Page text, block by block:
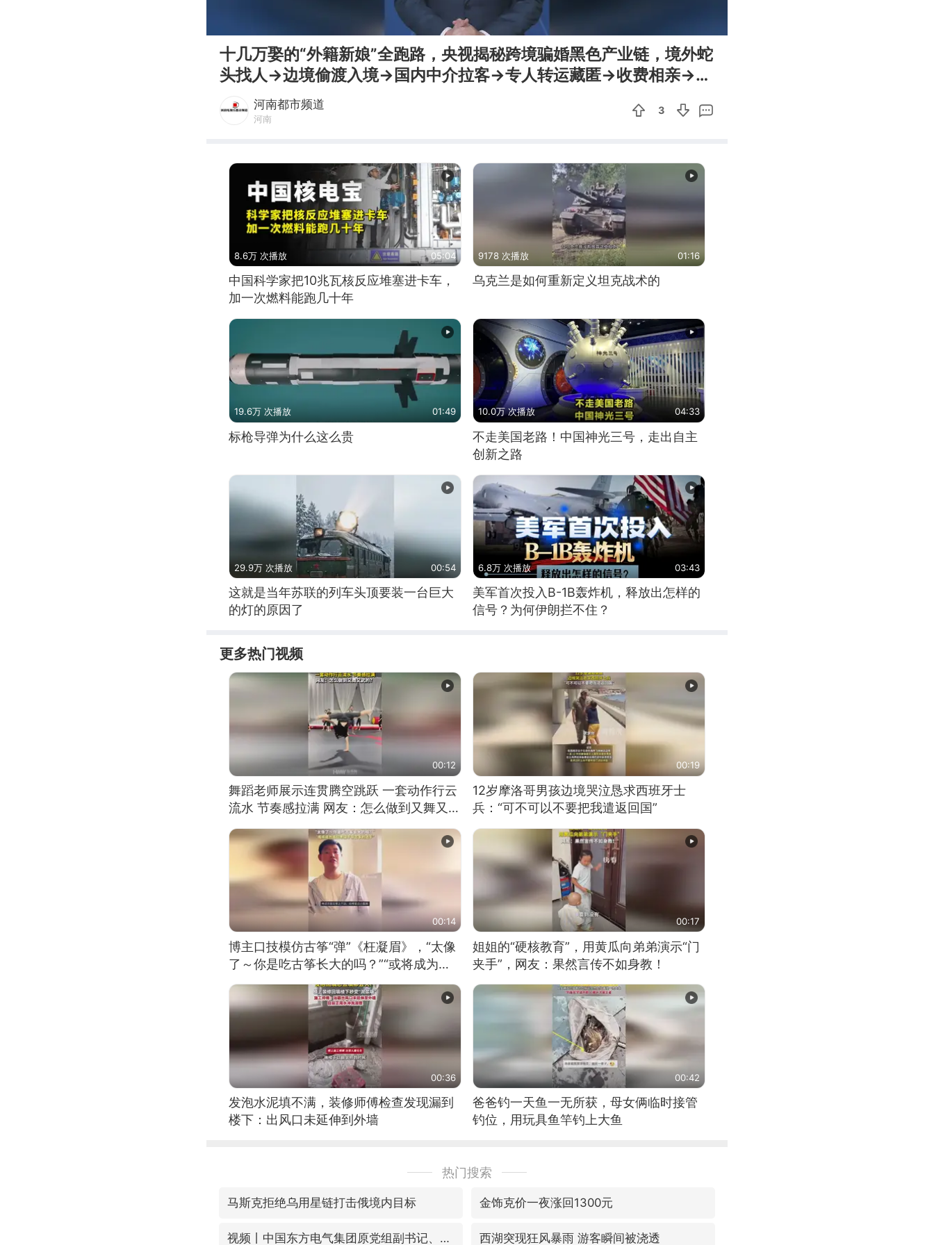
fullscreen
十几万娶的“外籍新娘”全跑路，央视揭秘跨境骗婚黑色产业链，境外蛇
头找人→边境偷渡入境→国内中介拉客→专人转运藏匿→收费相亲→骗
完就跑河南都市频道
河南
3
8.6万 次播放 05:04
中国科学家把10兆瓦核反应堆塞进卡车，
加一次燃料能跑几十年
9178 次播放 01:16
乌克兰是如何重新定义坦克战术的
19.6万 次播放 01:49
标枪导弹为什么这么贵
10.0万 次播放 04:33
不走美国老路！中国神光三号，走出自主
创新之路
29.9万 次播放 00:54
这就是当年苏联的列车头顶要装一台巨大
的灯的原因了
6.8万 次播放 03:43
美军首次投入B-1B轰炸机，释放出怎样的
信号？为何伊朗拦不住？
更多热门视频
00:12
舞蹈老师展示连贯腾空跳跃 一套动作行云
流水 节奏感拉满 网友：怎么做到又舞又武
00:19
12岁摩洛哥男孩边境哭泣恳求西班牙士
兵：“可不可以不要把我遣返回国”
00:14
博主口技模仿古筝“弹”《枉凝眉》，“太像
了～你是吃古筝长大的吗？”“或将成为首
位考级不带古筝的选手。”（来源：新华每
00:17
姐姐的“硬核教育”，用黄瓜向弟弟演示“门
夹手”，网友：果然言传不如身教！
00:36
发泡水泥填不满，装修师傅检查发现漏到
楼下：出风口未延伸到外墙
00:42
爸爸钓一天鱼一无所获，母女俩临时接管
钓位，用玩具鱼竿钓上大鱼
热门搜索
马斯克拒绝乌用星链打击俄境内目标 金饰克价一夜涨回1300元
视频丨中国东方电气集团原党组副书记、董事宋致远被查 西湖突现狂风暴雨 游客瞬间被浇透